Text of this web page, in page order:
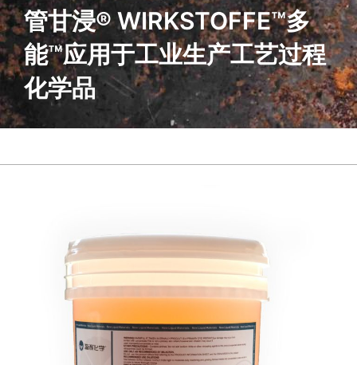
管甘浸® WIRKSTOFFE™多
能™应用于工业生产工艺过程
化学品